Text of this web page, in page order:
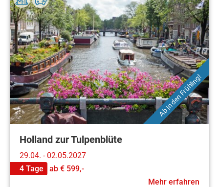
Ab in den Frühling!
Holland zur Tulpenblüte
29.04. - 02.05.2027
4 Tage
ab € 599,-
Mehr erfahren